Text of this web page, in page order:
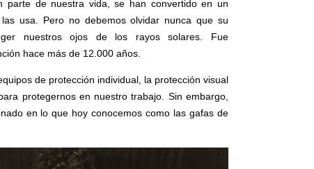
parte de nuestra vida, se han convertido en un
usa. Pero no debemos olvidar nunca que su
nuestros ojos de los rayos solares. Fue
hace más de 12.000 años.
de protección individual, la protección visual
protegernos en nuestro trabajo. Sin embargo,
en lo que hoy conocemos como las gafas de